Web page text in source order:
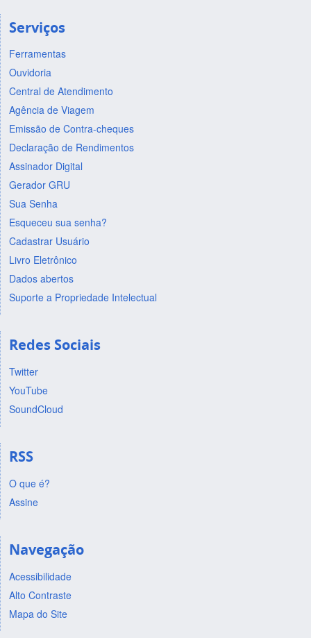
Serviços
Ferramentas
Ouvidoria
Central de Atendimento
Agência de Viagem
Emissão de Contra-cheques
Declaração de Rendimentos
Assinador Digital
Gerador GRU
Sua Senha
Esqueceu sua senha?
Cadastrar Usuário
Livro Eletrônico
Dados abertos
Suporte a Propriedade Intelectual
Redes Sociais
Twitter
YouTube
SoundCloud
RSS
O que é?
Assine
Navegação
Acessibilidade
Alto Contraste
Mapa do Site